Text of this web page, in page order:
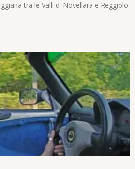
tra le Valli di Novellara e Reggiolo.